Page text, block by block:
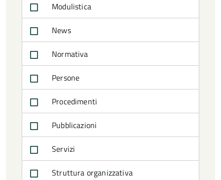
Modulistica
News
Normativa
Persone
Procedimenti
Pubblicazioni
Servizi
Struttura organizzativa